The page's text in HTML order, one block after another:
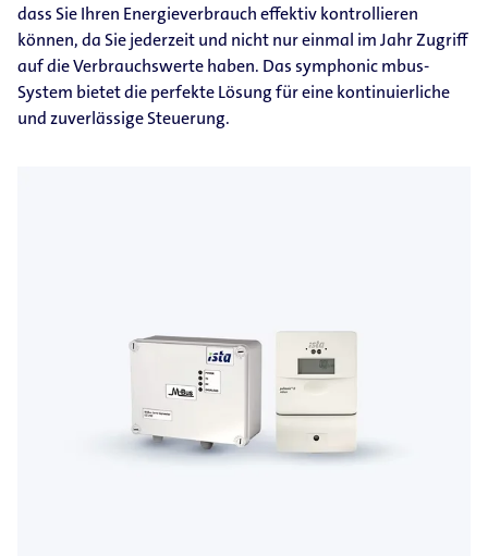
dass Sie Ihren Energieverbrauch effektiv kontrollieren
können, da Sie jederzeit und nicht nur einmal im Jahr Zugriff
auf die Verbrauchswerte haben. Das symphonic mbus-
System bietet die perfekte Lösung für eine kontinuierliche
und zuverlässige Steuerung.